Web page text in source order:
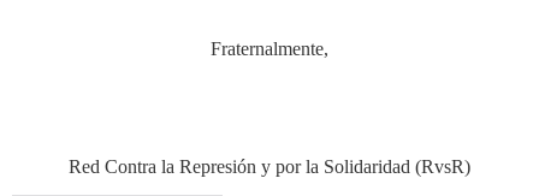
Fraternalmente,
Red Contra la Represión y por la Solidaridad (RvsR)